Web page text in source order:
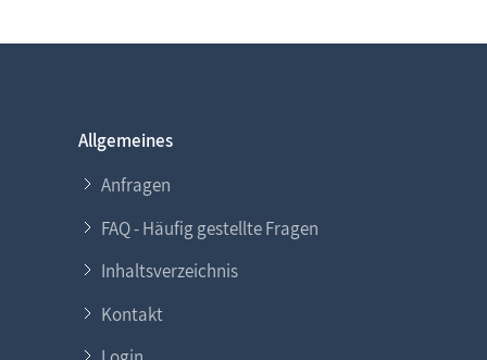
Allgemeines
Anfragen
FAQ - Häufig gestellte Fragen
Inhaltsverzeichnis
Kontakt